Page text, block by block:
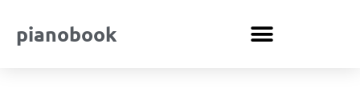
pianobook